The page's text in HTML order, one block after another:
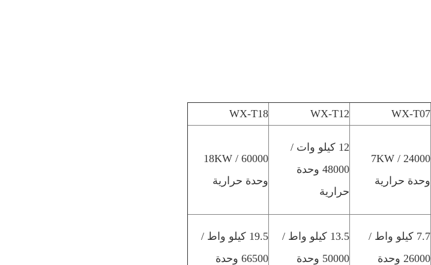
WX-T07
WX-T12
WX-T18
7KW / 24000
وحدة حرارية
12 كيلو وات /
48000 وحدة
حرارية
18KW / 60000
وحدة حرارية
7.7 كيلو واط /
26000 وحدة
13.5 كيلو واط /
50000 وحدة
19.5 كيلو واط /
66500 وحدة